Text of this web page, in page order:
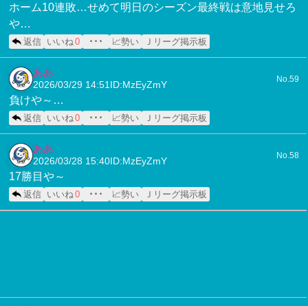
ホーム10連敗…せめて明日のシーズン最終戦は意地見せろ
や…
返信 いいね0 ･･･ 📈勢い Ｊリーグ掲示板
ああ
2026/03/29 14:51 ID:MzEyZmY
No.59
負けや～…
返信 いいね0 ･･･ 📈勢い Ｊリーグ掲示板
ああ
2026/03/28 15:40 ID:MzEyZmY
No.58
17勝目や～
返信 いいね0 ･･･ 📈勢い Ｊリーグ掲示板